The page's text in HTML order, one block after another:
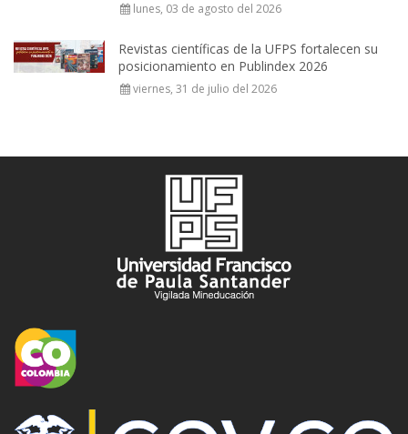
lunes, 03 de agosto del 2026
Revistas científicas de la UFPS fortalecen su
posicionamiento en Publindex 2026
viernes, 31 de julio del 2026